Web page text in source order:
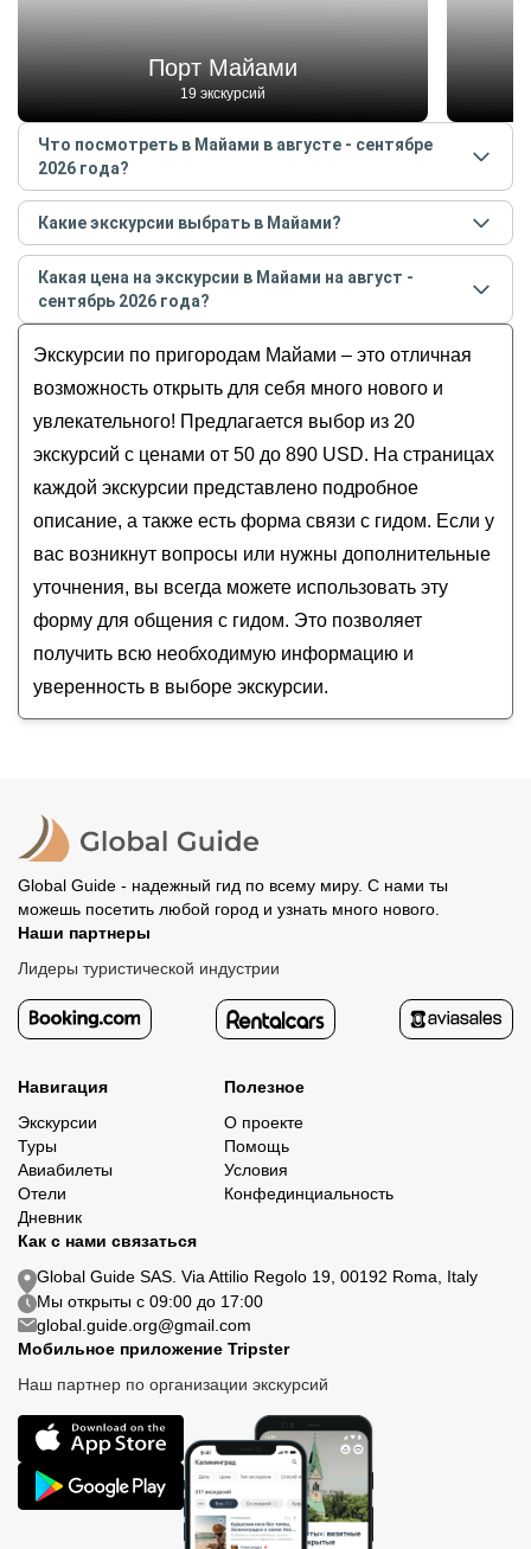
Порт Майами
19 экскурсий
Что посмотреть в Майами в августе - сентябре
2026 года?
Самые популярные местав Майамив августе -
сентябре 2026года:
Порт Майами
Маленькая Гавана
Арт-район Винвуд Уоллс
Дизайн-дистрикт
Вилла Визкайя
Какие экскурсии выбрать в Майами?
Самые популярные экскурсиив Майамив августе
- сентябре 2026года:
Это Майами!
Сафари в Эверглейдс: мир аллигаторов
и дикая природа (из Майами)
Майами на десерт
Всё о главном курорте Америки. Обзорная
экскурсия по Майами
Космический центр NASA на мысе Канаверал
Какая цена на экскурсии в Майами на август -
сентябрь 2026 года?
сентябрь 2026года от 50 до 890 USD
Экскурсии по пригородам Майами – это отличная
возможность открыть для себя много нового и
увлекательного! Предлагается выбор из 20
экскурсий с ценами от 50 до 890 USD. На страницах
каждой экскурсии представлено подробное
описание, а также есть форма связи с гидом. Если у
вас возникнут вопросы или нужны дополнительные
уточнения, вы всегда можете использовать эту
форму для общения с гидом. Это позволяет
получить всю необходимую информацию и
уверенность в выборе экскурсии.
Global Guide - надежный гид по всему миру. С нами ты
можешь посетить любой город и узнать много нового.
Наши партнеры
Лидеры туристической индустрии
Навигация
Экскурсии
Туры
Авиабилеты
Отели
Дневник
Полезное
О проекте
Помощь
Условия
Конфединциальность
Как с нами связаться
Global Guide SAS. Via Attilio Regolo 19, 00192 Roma, Italy
Мы открыты с 09:00 до 17:00
global.guide.org@gmail.com
Мобильное приложение Tripster
Наш партнер по организации экскурсий